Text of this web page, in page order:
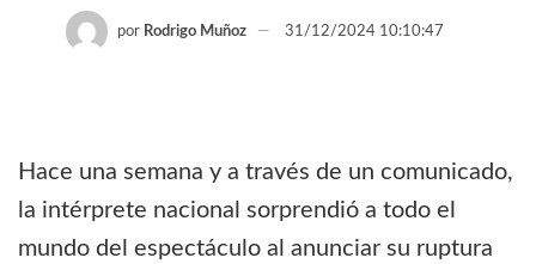
por Rodrigo Muñoz 31/12/2024 10:10:47
Hace una semana y a través de un comunicado,
la intérprete nacional sorprendió a todo el
mundo del espectáculo al anunciar su ruptura